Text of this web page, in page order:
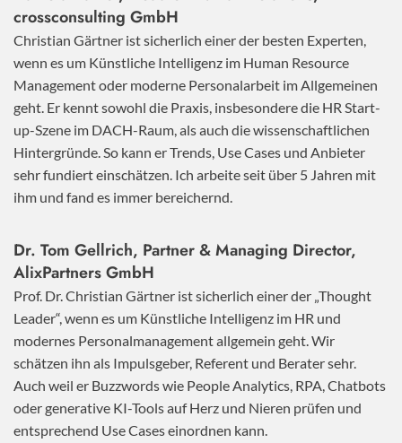
crossconsulting GmbH
Christian Gärtner ist sicherlich einer der besten Experten,
wenn es um Künstliche Intelligenz im Human Resource
Management oder moderne Personalarbeit im Allgemeinen
geht. Er kennt sowohl die Praxis, insbesondere die HR Start-
up-Szene im DACH-Raum, als auch die wissenschaftlichen
Hintergründe. So kann er Trends, Use Cases und Anbieter
sehr fundiert einschätzen. Ich arbeite seit über 5 Jahren mit
ihm und fand es immer bereichernd.
Dr. Tom Gellrich, Partner & Managing Director,
AlixPartners GmbH
Prof. Dr. Christian Gärtner ist sicherlich einer der „Thought
Leader“, wenn es um Künstliche Intelligenz im HR und
modernes Personalmanagement allgemein geht. Wir
schätzen ihn als Impulsgeber, Referent und Berater sehr.
Auch weil er Buzzwords wie People Analytics, RPA, Chatbots
oder generative KI-Tools auf Herz und Nieren prüfen und
entsprechend Use Cases einordnen kann.